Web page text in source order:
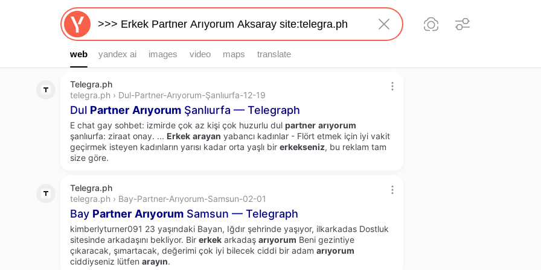
web
web yandex ai images video maps translate
Telegra.ph
telegra.ph › Dul-Partner-Arıyorum-Şanlıurfa-12-19
Dul Partner Arıyorum Şanlıurfa — Telegraph
E chat gay sohbet: izmirde çok az kişi çok huzurlu dul partner arıyorum
şanlıurfa: ziraat onay. ... Erkek arayan yabancı kadınlar - Flört etmek için iyi vakit
geçirmek isteyen kadınların yarısı kadar orta yaşlı bir erkekseniz, bu reklam tam
size göre.
Telegra.ph
telegra.ph › Bay-Partner-Arıyorum-Samsun-02-01
Bay Partner Arıyorum Samsun — Telegraph
kimberlyturner091 23 yaşındaki Bayan, Iğdır şehrinde yaşıyor, ilkarkadas Dostluk
sitesinde arkadaşını bekliyor. Bir erkek arkadaş arıyorum Beni gezintiye
çıkaracak, şımartacak, değerimi çok iyi bilecek ciddi bir adam arıyorum
ciddiyseniz lütfen arayın.